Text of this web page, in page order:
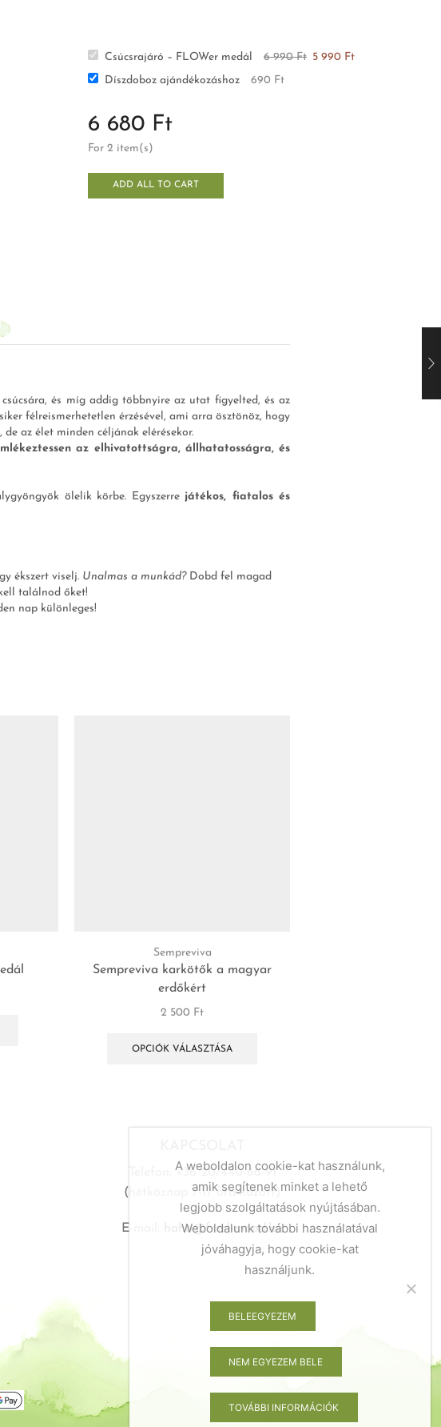
Csúcsrajáró – FLOWer medál 6 990Ft 5 990 Ft
Díszdoboz ajándékozáshoz
690 Ft
6 680 Ft
For 2 item(s)
ADD ALL TO CART
és míg addig többnyire az utat figyelted, és az
félreismerhetetlen érzésével, ami arra ösztönöz, hogy
az élet minden céljának elérésekor.
az elhivatottságra, állhatatosságra, és
ölelik körbe. Egyszerre játékos, fiatalos és
ékszert viselj. Unalmas a munkád?Dobd fel magad
találnod őket!
nap különleges!
Sempreviva
Sempreviva karkötők a magyar
erdőkért
2 500 Ft
OPCIÓK VÁLASZTÁSA
Telefon: +36 20/440-66-91
(hétköznap 7-17 óra között)
E-mail: haho@freshmood.hu
A weboldalon cookie-kat használunk,
amik segítenek minket a lehető
legjobb szolgáltatások nyújtásában.
Weboldalunk további használatával
jóváhagyja, hogy cookie-kat
használjunk.
BELEEGYEZEM
NEM EGYEZEM BELE
TOVÁBBI INFORMÁCIÓK